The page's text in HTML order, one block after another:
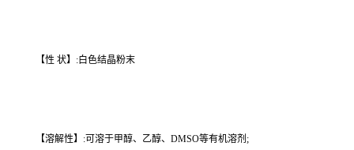
【性 状】:白色结晶粉末
【溶解性】:可溶于甲醇、乙醇、DMSO等有机溶剂;